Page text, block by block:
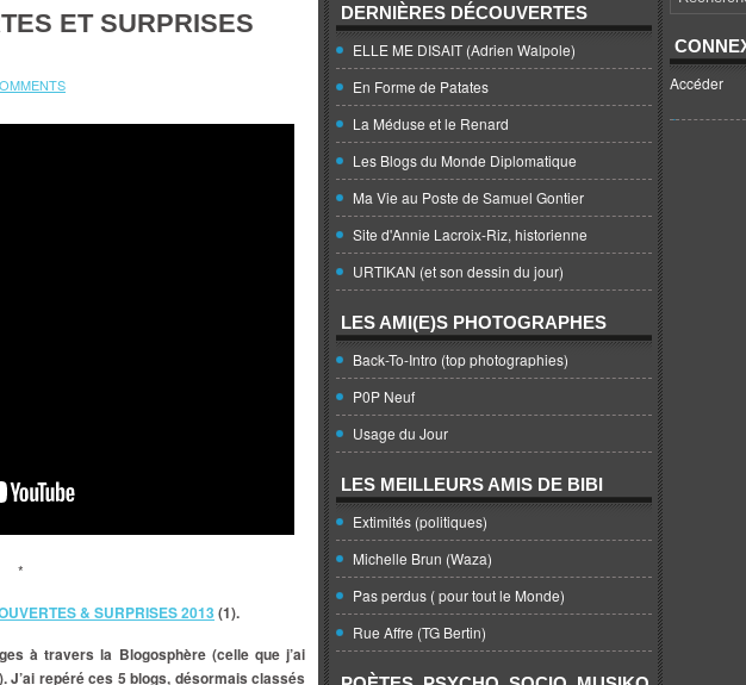
ET SURPRISES
*
& SURPRISES 2013 (1).
à travers la Blogosphère (celle que j’ai
J’ai repéré ces 5 blogs, désormais classés
DERNIÈRES DÉCOUVERTES
ELLE ME DISAIT (Adrien Walpole)
En Forme de Patates
La Méduse et le Renard
Les Blogs du Monde Diplomatique
Ma Vie au Poste de Samuel Gontier
Site d'Annie Lacroix-Riz, historienne
URTIKAN (et son dessin du jour)
LES AMI(E)S PHOTOGRAPHES
Back-To-Intro (top photographies)
P0P Neuf
Usage du Jour
LES MEILLEURS AMIS DE BIBI
Extimités (politiques)
Michelle Brun (Waza)
Pas perdus ( pour tout le Monde)
Rue Affre (TG Bertin)
Accéder